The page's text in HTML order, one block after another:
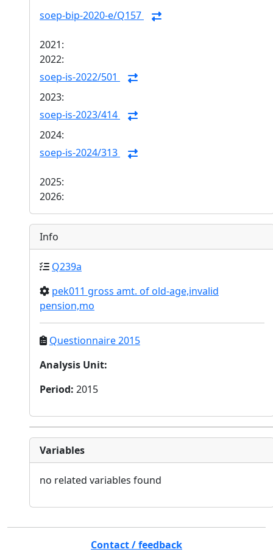
soep-bip-2020-e/Q157
2021:
2022:
soep-is-2022/501
2023:
soep-is-2023/414
2024:
soep-is-2024/313
2025:
2026:
Info
Q239a
pek011 gross amt. of old-age,invalid
pension,mo
Questionnaire 2015
Analysis Unit:
Period: 2015
Variables
no related variables found
Contact / feedback